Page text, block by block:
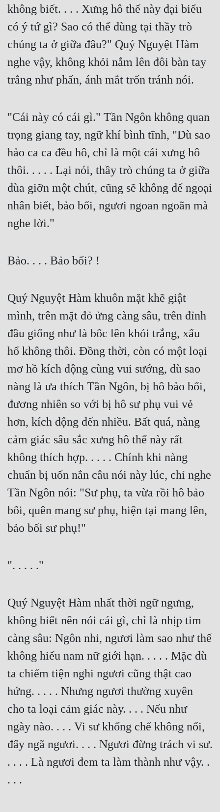
Đẹp Hiệp
Tính Cách Nhân Vật :
Cơ Trí
không biết. . . . Xưng hô thế này đại biểu
có ý tứ gì? Sao có thể dùng tại thầy trò
chúng ta ở giữa đâu?" Quý Nguyệt Hàm
nghe vậy, không khỏi nắm lên đôi bàn tay
trắng như phấn, ánh mắt trốn tránh nói.
"Cái này có cái gì." Tần Ngôn không quan
trọng giang tay, ngữ khí bình tĩnh, "Dù sao
hảo ca ca đều hô, chỉ là một cái xưng hô
thôi. . . . . Lại nói, thầy trò chúng ta ở giữa
đùa giỡn một chút, cũng sẽ không để ngoại
nhân biết, bảo bối, ngươi ngoan ngoãn mà
nghe lời."
Bảo. . . . Bảo bối? !
Quý Nguyệt Hàm khuôn mặt khẽ giật
mình, trên mặt đỏ ửng càng sâu, trên đỉnh
đầu giống như là bốc lên khói trắng, xấu
hổ không thôi. Đồng thời, còn có một loại
mơ hồ kích động cùng vui sướng, dù sao
nàng là ưa thích Tần Ngôn, bị hô bảo bối,
đương nhiên so với bị hô sư phụ vui vẻ
hơn, kích động đến nhiều. Bất quá, nàng
cảm giác sâu sắc xưng hô thế này rất
không thích hợp. . . . . Chính khi nàng
chuẩn bị uốn nắn câu nói này lúc, chỉ nghe
Tần Ngôn nói: "Sư phụ, ta vừa rồi hô bảo
bối, quên mang sư phụ, hiện tại mang lên,
bảo bối sư phụ!"
". . . . ."
Quý Nguyệt Hàm nhất thời ngữ ngưng,
không biết nên nói cái gì, chỉ là nhịp tim
càng sâu: Ngôn nhi, ngươi làm sao như thế
không hiểu nam nữ giới hạn. . . . . Mặc dù
ta chiếm tiện nghi ngươi cũng thật cao
hứng. . . . . Nhưng ngươi thường xuyên
cho ta loại cảm giác này. . . . Nếu như
ngày nào. . . . Vi sư khống chế không nổi,
đẩy ngã ngươi. . . . Ngươi đừng trách vi sư.
. . . . Là ngươi đem ta làm thành như vậy. .
. . .